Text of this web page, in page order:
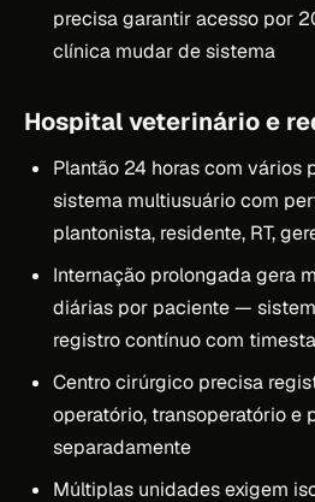
precisa garantir acesso por
clínica mudar de sistema
Hospital veterinário e
Plantão 24 horas com vários
sistema multiusuário com
plantonista, residente, RT,
Internação prolongada gera
diárias por paciente —
registro contínuo com
Centro cirúrgico precisa
operatório, transoperatório e
separadamente
Múltiplas unidades exigem